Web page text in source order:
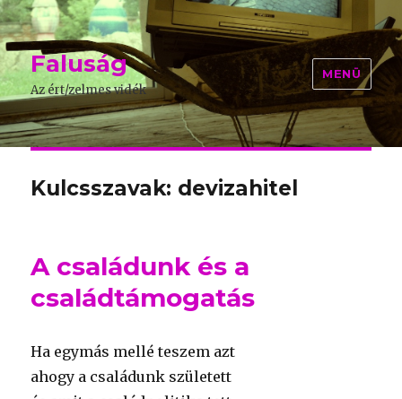
Faluság
Az ért/zelmes vidék
MENÜ
Kulcsszavak: devizahitel
A családunk és a
családtámogatás
Ha egymás mellé teszem azt
ahogy a családunk született